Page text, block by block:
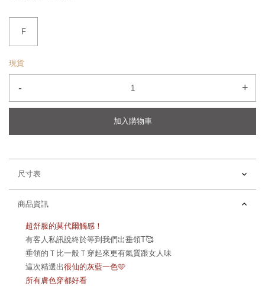
F
現貨
- +
加入購物車
尺寸表
商品資訊
超舒服的莫代爾觸感！
有客人私訊說終於等到我們出垂領T🥰
垂領的Ｔ比一般Ｔ穿起來更有氣質跟女人味
這次精選出很仙的灰藍一色🩵
所有膚色穿都好看